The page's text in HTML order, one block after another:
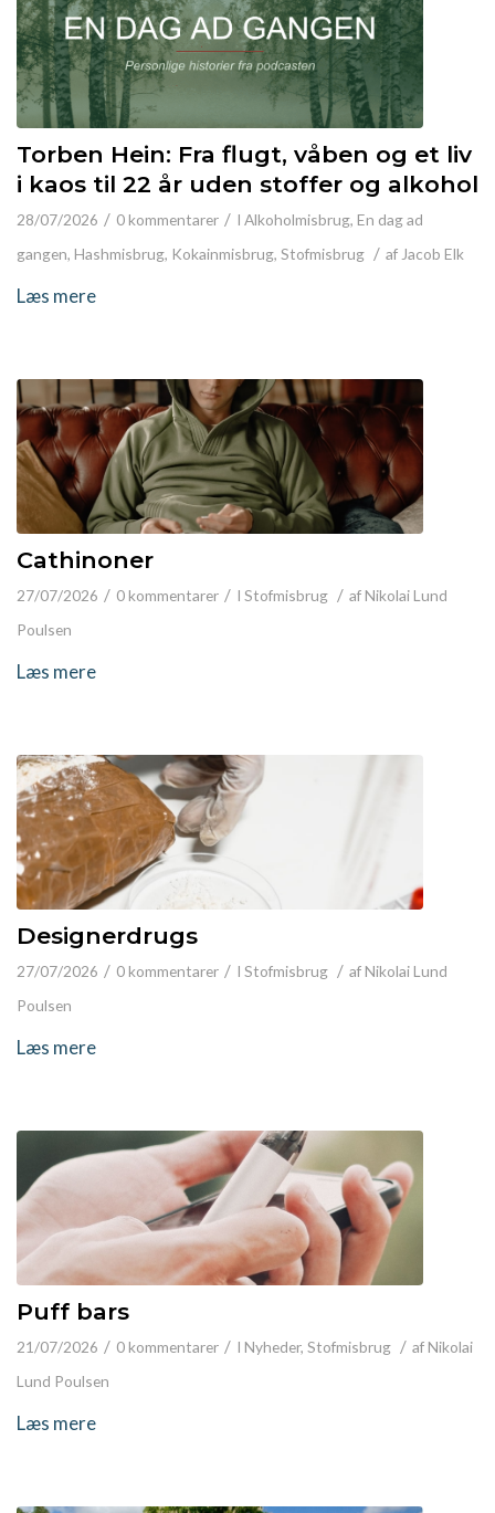
Torben Hein: Fra flugt, våben og et liv
i kaos til 22 år uden stoffer og alkohol
28/07/2026 / 0 kommentarer / I Alkoholmisbrug, En dag ad
gangen, Hashmisbrug, Kokainmisbrug, Stofmisbrug / af Jacob Elk
Læs mere
Cathinoner
27/07/2026 / 0 kommentarer / I Stofmisbrug / af Nikolai Lund
Poulsen
Læs mere
Designerdrugs
27/07/2026 / 0 kommentarer / I Stofmisbrug / af Nikolai Lund
Poulsen
Læs mere
Puff bars
21/07/2026 / 0 kommentarer / I Nyheder, Stofmisbrug / af Nikolai
Lund Poulsen
Læs mere